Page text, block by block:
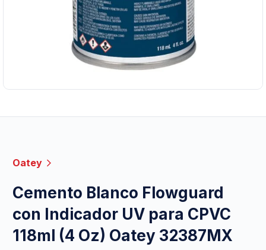
Oatey
Cemento Blanco Flowguard
con Indicador UV para CPVC
118ml (4 Oz) Oatey 32387MX